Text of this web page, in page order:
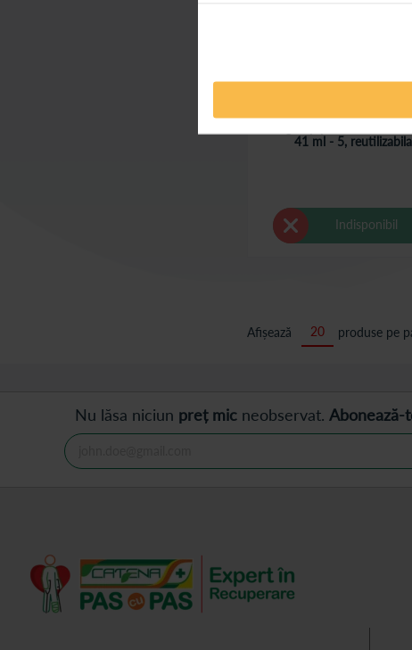
41 ml - 5, reutilizabila
Indisponibil
Afișează produse pe
Nu lăsa niciun preț mic neobservat. Abonează-